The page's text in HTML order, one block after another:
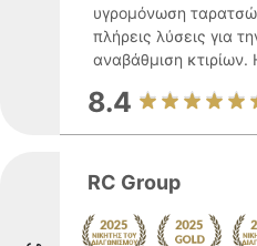
υγρομόνωση
πλήρεις λύσεις για
αναβάθμιση κτιρίων.
8.4
RC Group